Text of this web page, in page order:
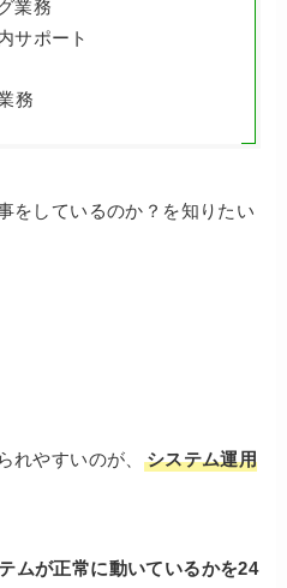
業務
サポート
務
をしているのか？を知りたい
れやすいのが、
システム運用
ムが正常に動いているかを24